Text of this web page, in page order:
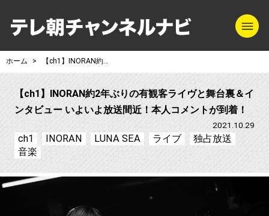
テレ朝チャンネ
ホーム 【ch1】INORAN約2年ぶりの有観客ライヴと舞台裏＆インタビュー いよいよ放送間近！本人コメントが到着！
【ch1】INORAN約2年ぶりの有観客ライヴと舞台裏＆イ
ンタビュー いよいよ放送間近！本人コメントが到着！
2021.10.29
ch1 INORAN LUNA SEA ライブ
独占放送
音楽